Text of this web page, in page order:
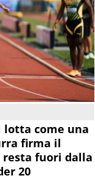
come una
firma il
fuori dalla
20